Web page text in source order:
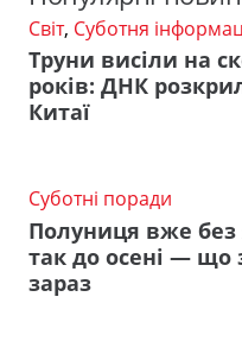
Світ, Суботня
Труни висіли на
років: ДНК
Китаї
Суботні поради
Полуниця вже без
так до осені —
зараз